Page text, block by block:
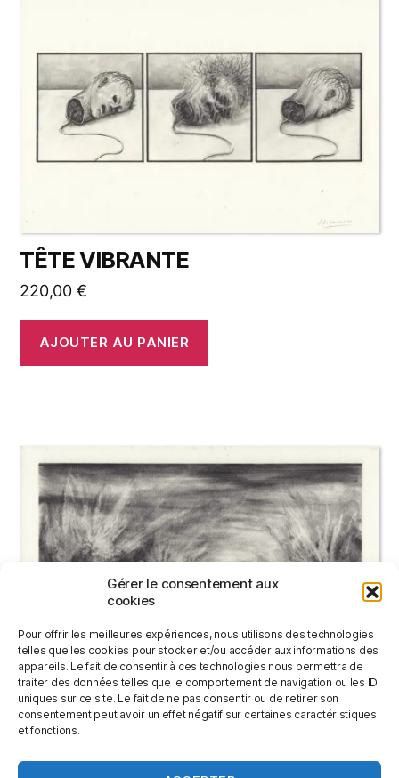
Gérer le consentement aux
cookies
Pour offrir les meilleures expériences, nous utilisons des technologies
telles que les cookies pour stocker et/ou accéder aux informations des
appareils. Le fait de consentir à ces technologies nous permettra de
traiter des données telles que le comportement de navigation ou les ID
uniques sur ce site. Le fait de ne pas consentir ou de retirer son
consentement peut avoir un effet négatif sur certaines caractéristiques
et fonctions.
TÊTE VIBRANTE
220,00 €
AJOUTER AU PANIER
TROIS EXPLOSIONS